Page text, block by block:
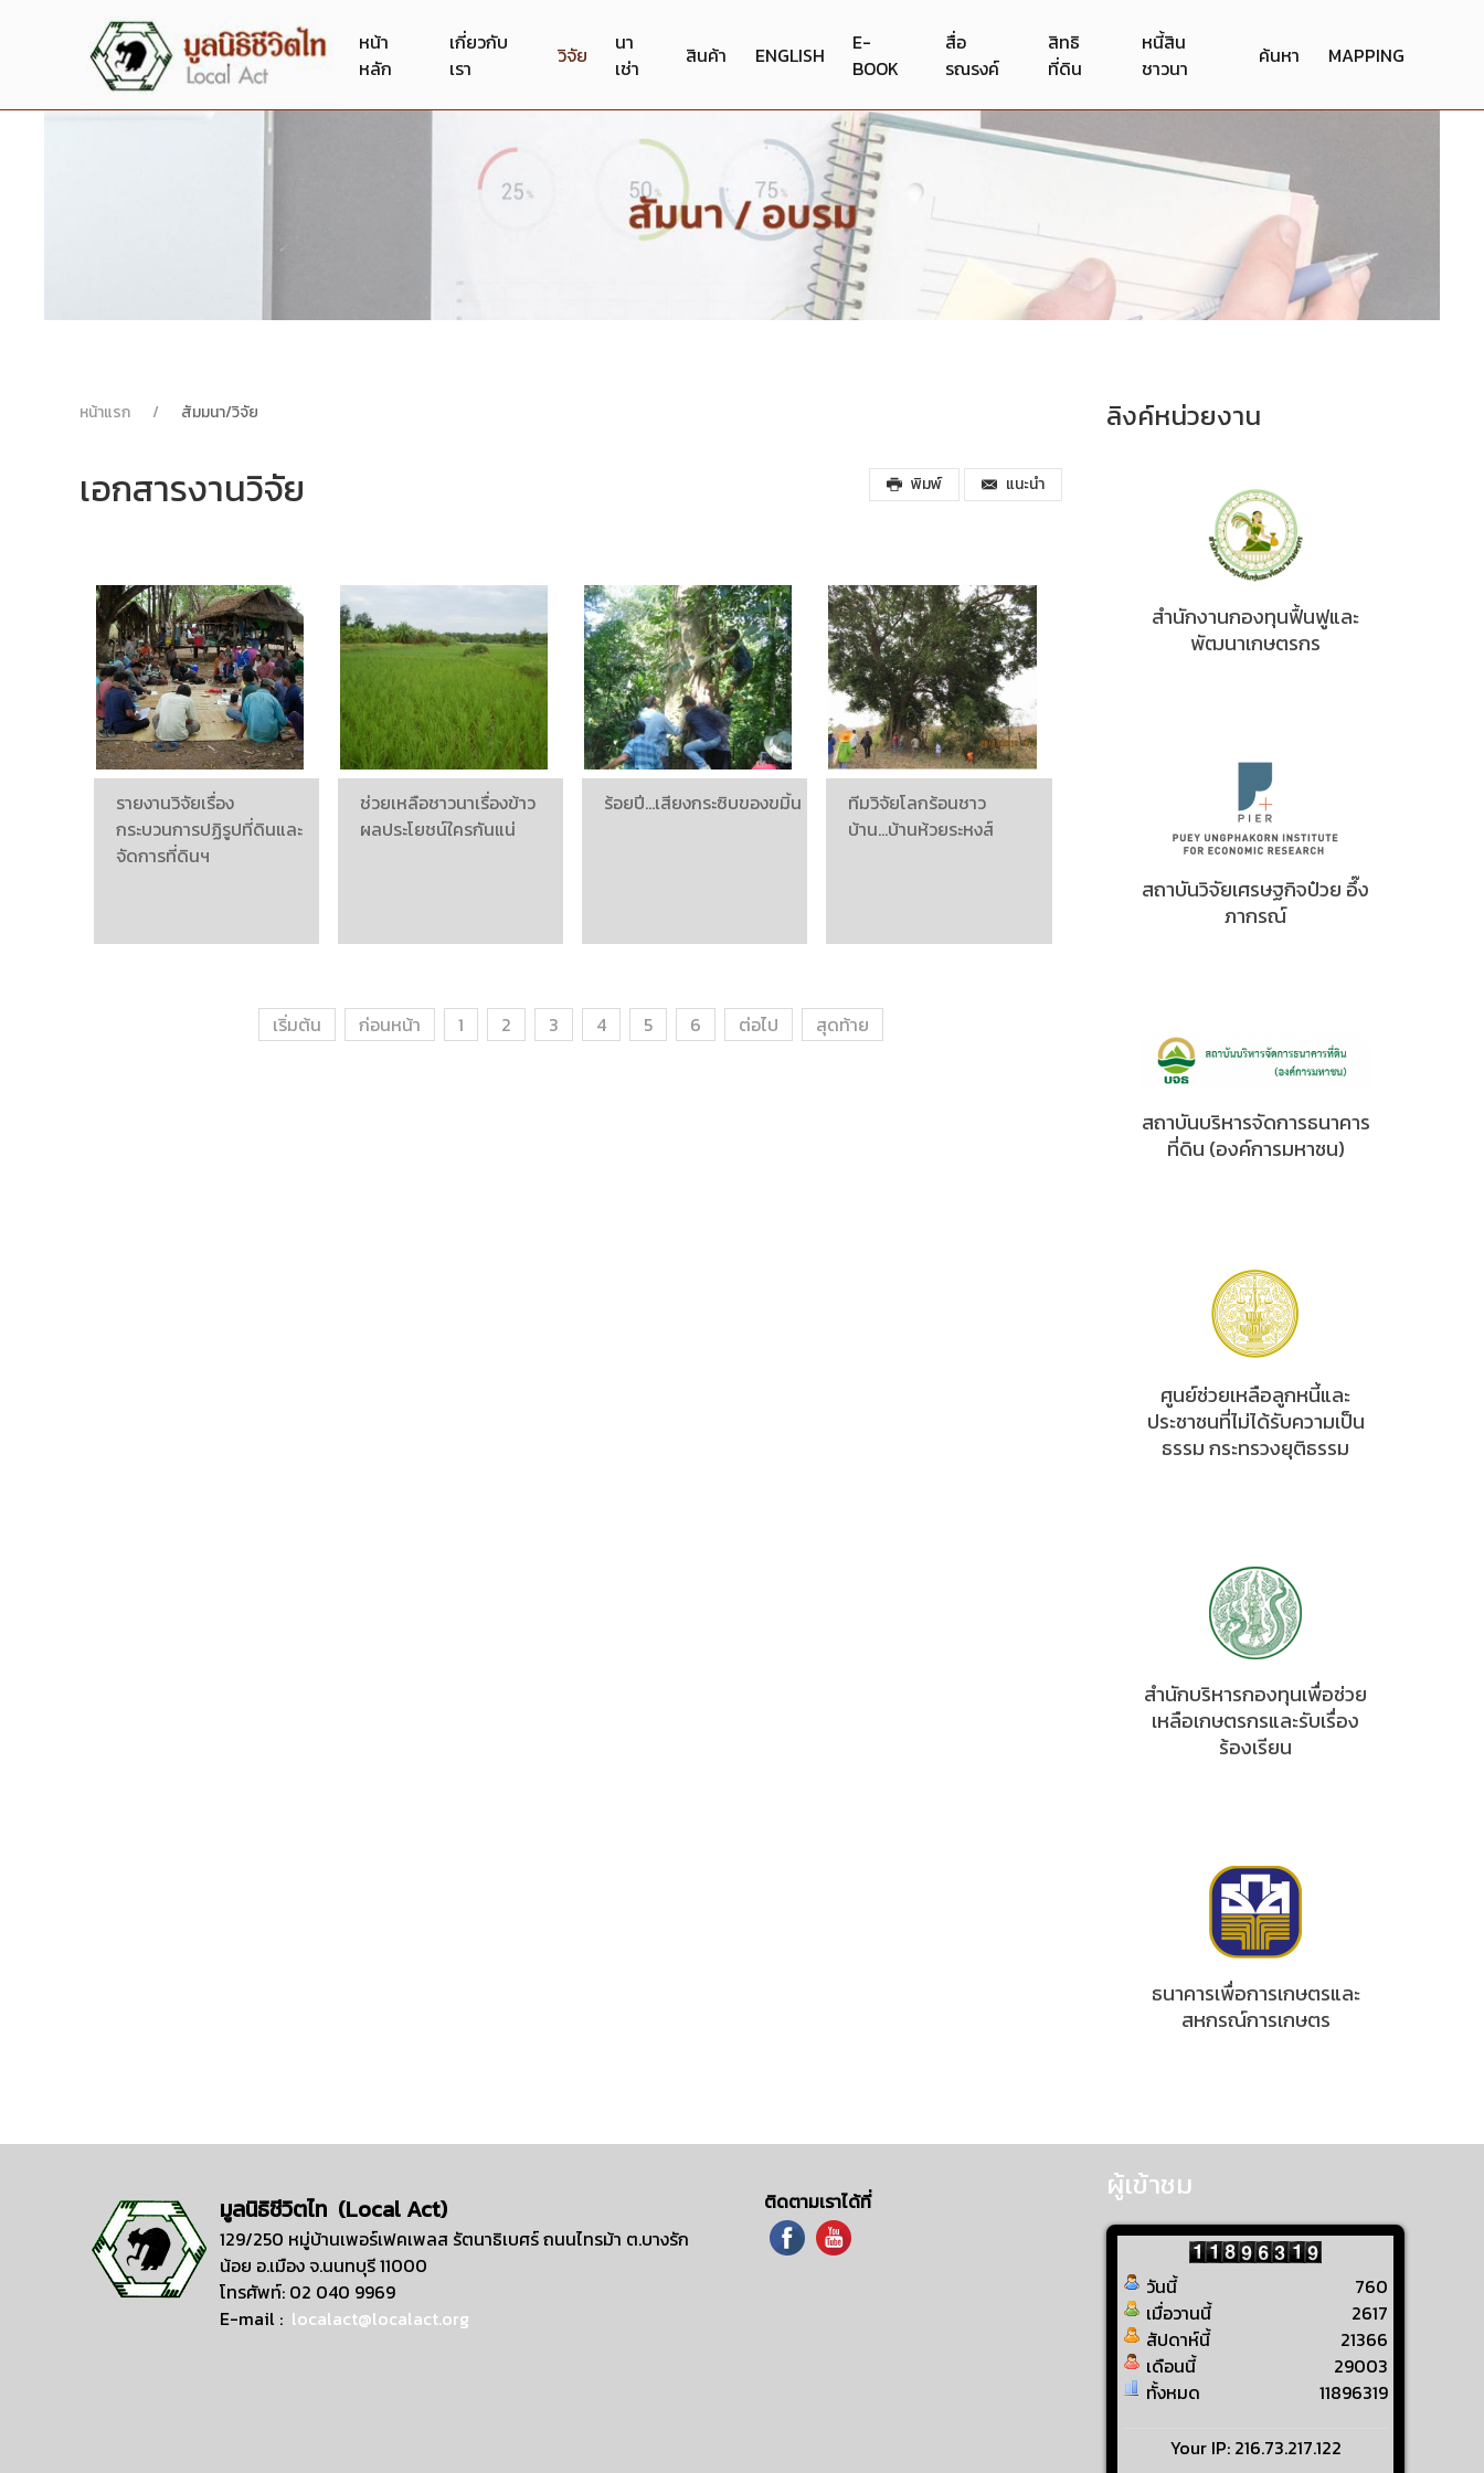
หน้า
หลัก
เกี่ยวกับ
เรา
วิจัย
นา
เช่า
สินค้า ENGLISH
E-
BOOK
สื่อ
รณรงค์
สิทธิ
ที่ดิน
หนี้สิน
ชาวนา
ค้นหา MAPPING
หน้าแรก สัมมนา/วิจัย
พิมพ์ แนะนำ
เอกสารงานวิจัย
รายงานวิจัยเรื่อง
กระบวนการปฏิรูปที่ดินและ
จัดการที่ดินฯ
ช่วยเหลือชาวนาเรื่องข้าว
ผลประโยชน์ใครกันแน่
ร้อยปี...เสียงกระซิบของขมิ้น
ทีมวิจัยโลกร้อนชาว
บ้าน...บ้านห้วยระหงส์
เริ่มต้น ก่อนหน้า 1 2 3 4 5 6 ต่อไป สุดท้าย
ลิงค์หน่วยงาน
สำนักงานกองทุนฟื้นฟูและ
พัฒนาเกษตรกร
สถาบันวิจัยเศรษฐกิจป๋วย อึ๊ง
ภากรณ์
สถาบันบริหารจัดการธนาคาร
ที่ดิน (องค์การมหาชน)
ศูนย์ช่วยเหลือลูกหนี้และ
ประชาชนที่ไม่ได้รับความเป็น
ธรรม กระทรวงยุติธรรม
สำนักบริหารกองทุนเพื่อช่วย
เหลือเกษตรกรและรับเรื่อง
ร้องเรียน
ธนาคารเพื่อการเกษตรและ
สหกรณ์การเกษตร
มูลนิธิชีวิตไท (Local Act)
129/250 หมู่บ้านเพอร์เฟคเพลส รัตนาธิเบศร์ ถนนไทรม้า ต.บางรัก
น้อย อ.เมือง จ.นนทบุรี 11000
โทรศัพท์: 02 040 9969
E-mail : localact@localact.org
ติดตามเราได้ที่ ผู้เข้าชม
วันนี้
เมื่อวานนี้
สัปดาห์นี้
เดือนนี้
ทั้งหมด
760
2617
21366
29003
11896319
Your IP: 216.73.217.122